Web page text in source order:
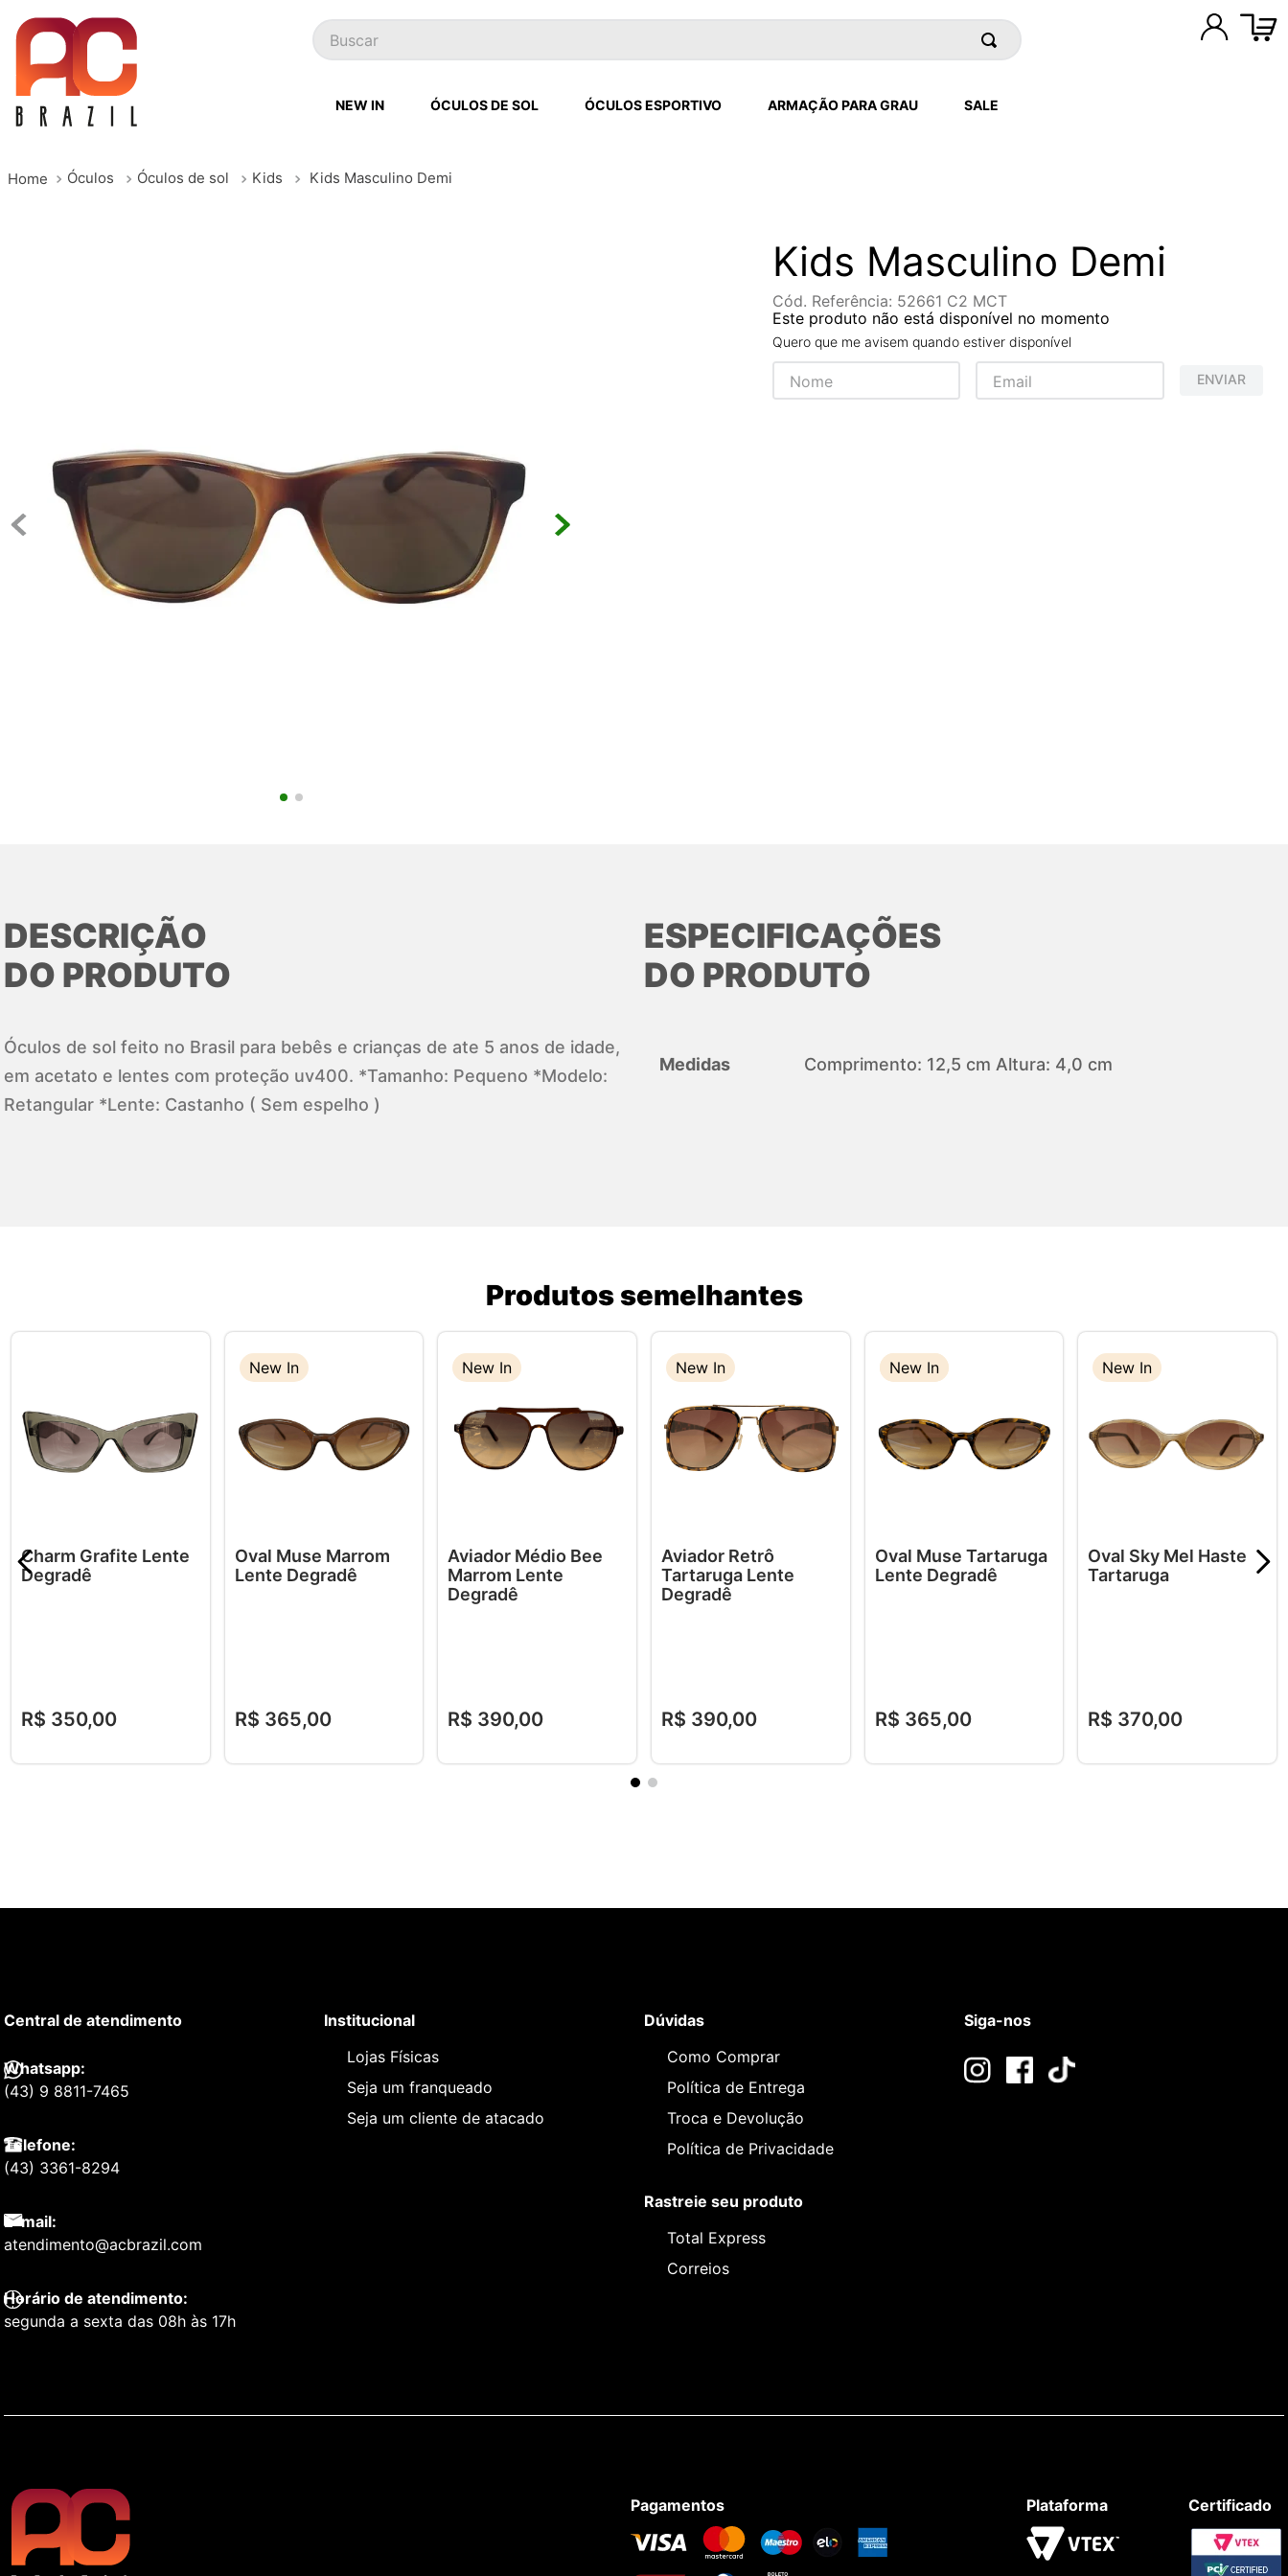
Buscar
NEW IN ÓCULOS DE SOL ÓCULOS ESPORTIVO ARMAÇÃO PARA GRAU SALE
Óculos Óculos de sol Kids Kids Masculino Demi
Kids Masculino Demi
Cód. Referência: 52661 C2 MCT
Este produto não está disponível no momento
Quero que me avisem quando estiver disponível
ENVIAR
DESCRIÇÃO
DO PRODUTO
Óculos de sol feito no Brasil para bebês e crianças de ate 5 anos de idade,
em acetato e lentes com proteção uv400. *Tamanho: Pequeno *Modelo:
Retangular *Lente: Castanho ( Sem espelho )
ESPECIFICAÇÕES
DO PRODUTO
Medidas Comprimento: 12,5 cm Altura: 4,0 cm
Produtos semelhantes
Charm Grafite Lente
Degradê
R$ 350,00
New In
Oval Muse Marrom
Lente Degradê
R$ 365,00
New In
Aviador Médio Bee
Marrom Lente
Degradê
R$ 390,00
New In
Aviador Retrô
Tartaruga Lente
Degradê
R$ 390,00
New In
New In
Oval Muse Tartaruga
Lente Degradê
R$ 365,00
New In
Oval Sky Mel Haste
Tartaruga
R$ 370,00
Central de atendimento
Whatsapp:
(43) 9 8811-7465
Telefone:
(43) 3361-8294
E-mail:
atendimento@acbrazil.com
Horário de atendimento:
segunda a sexta das 08h às 17h
Institucional
Lojas Físicas
Seja um franqueado
Seja um cliente de atacado
Dúvidas
Como Comprar
Política de Entrega
Troca e Devolução
Política de Privacidade
Rastreie seu produto
Total Express
Correios
Siga-nos
Pagamentos Plataforma Certificado